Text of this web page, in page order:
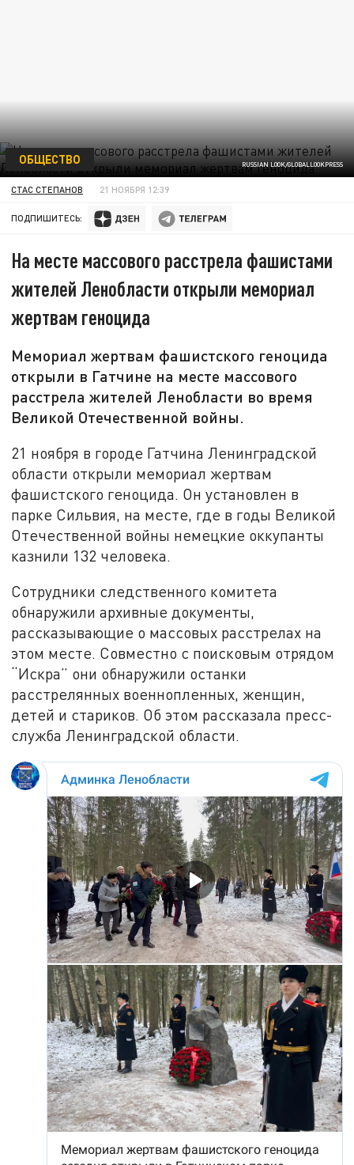
RUSSIAN LOOK/GLOBALLOOKPRESS
ОБЩЕСТВО
СТАС СТЕПАНОВ 21 НОЯБРЯ 12:39
ПОДПИШИТЕСЬ:
На месте массового расстрела фашистами
жителей Ленобласти открыли мемориал
жертвам геноцида
Мемориал жертвам фашистского геноцида
открыли в Гатчине на месте массового
расстрела жителей Ленобласти во время
Великой Отечественной войны.
21 ноября в городе Гатчина Ленинградской
области открыли мемориал жертвам
фашистского геноцида. Он установлен в
парке Сильвия, на месте, где в годы Великой
Отечественной войны немецкие оккупанты
казнили 132 человека.
Сотрудники следственного комитета
обнаружили архивные документы,
рассказывающие о массовых расстрелах на
этом месте. Совместно с поисковым отрядом
“Искра” они обнаружили останки
расстрелянных военнопленных, женщин,
детей и стариков. Об этом рассказала пресс-
служба Ленинградской области.